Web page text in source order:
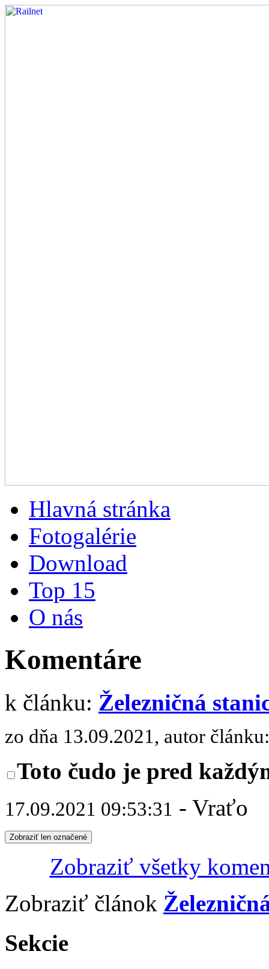
Hlavná stránka
Fotogalérie
Download
Top 15
O nás
Komentáre
k článku: Železničná
zo dňa 13.09.2021, autor
Toto čudo je pred
17.09.2021 09:53:31 - Vraťo
Zobraziť len označené
Zobraziť všetky
Zobraziť článok
Sekcie